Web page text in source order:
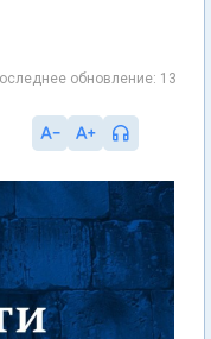
обновление: 13